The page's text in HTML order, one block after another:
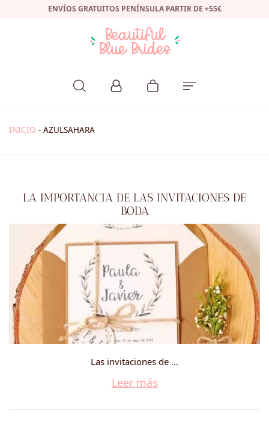
ENVÍOS GRATUITOS PENÍNSULA PARTIR DE +55€
INICIO - AZULSAHARA
LA IMPORTANCIA DE LAS INVITACIONES DE
BODA
Las invitaciones de ...
Leer más